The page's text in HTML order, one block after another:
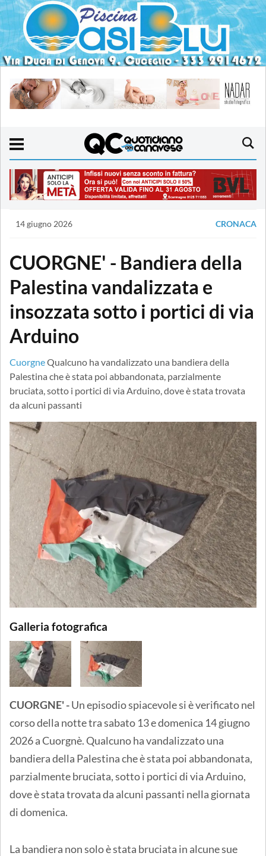
14 giugno 2026 CRONACA
CUORGNE' - Bandiera della
Palestina vandalizzata e
insozzata sotto i portici di via
Arduino
CuorgneQualcuno ha vandalizzato una bandiera della
Palestina che è stata poi abbandonata, parzialmente
bruciata, sotto i portici di via Arduino, dove è stata trovata
da alcuni passanti
Galleria fotografica
CUORGNE' -Un episodio spiacevole si è verificato nel
corso della notte tra sabato 13 e domenica 14 giugno
2026 a Cuorgnè. Qualcuno ha vandalizzato una
bandiera della Palestina che è stata poi abbandonata,
parzialmente bruciata, sotto i portici di via Arduino,
dove è stata trovata da alcuni passanti nella giornata
di domenica.
La bandiera non solo è stata bruciata in alcune sue